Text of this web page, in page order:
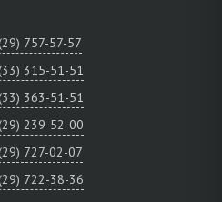
757-57-57
315-51-51
363-51-51
239-52-00
727-02-07
722-38-36